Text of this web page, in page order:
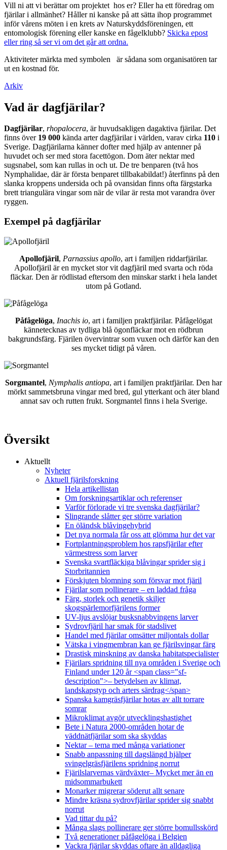
Vill ni att vi berättar om projektet hos er? Eller ha ett föredrag om
fjärilar i allmänhet? Håller ni kanske på att sätta ihop programmet
inför vårens möten i en krets av Naturskyddsföreningen, ett
entomologisk förening eller kanske en fågelklubb? Skicka epost
eller ring så ser vi om det går att ordna.
Aktiviteter märkta med symbolen
är sådana som organisatören tar
ut en kostnad för.
Arkiv
Vad är dagfjärilar?
Dagfjärilar, rhopalocera, är huvudsakligen dagaktiva fjärilar. Det
finns över 19 000 kända arter dagfjärilar i världen, varav cirka 110 i
Sverige. Dagfjärilarna känner dofter med hjälp av antenner på
huvudet och ser med stora facettögon. Dom äter nektar med
sugsnabel, som kan rullas in och ut. De tre benparen (två hos
Nymphalidae, där är första benparet tillbakabildat!) återfinns på den
slanka kroppens undersida och på ovansidan finns ofta färgstarka
brett triangulära vingar som när de vilar är resta mot varandra över
ryggen.
Exempel på dagfjärilar
Apollofjäril, Parnassius apollo, art i familjen riddarfjärilar.
Apollofjäril är en mycket stor vit dagfjäril med svarta och röda
fläckar. Den är rödlistad eftersom den minskar starkt i hela landet
utom på Gotland.
Påfågelöga, Inachis io, art i familjen praktfjärilar. Påfågelögat
kännetecknas av tydliga blå ögonfläckar mot en rödbrun
bakgrundsfärg. Fjärilen övervintrar som vuxen och därför kan den
ses mycket tidigt på våren.
Sorgmantel, Nymphalis antiopa, art i familjen praktfjärilar. Den har
mörkt sammetsbruna vingar med bred, gul ytterkant och äter bland
annat sav och rutten frukt. Sorgmantel finns i hela Sverige.
Översikt
Aktuellt
Nyheter
Aktuell fjärilsforskning
Hela artikellistan
Om forskningsartiklar och referenser
Varför förlorade vi tre svenska dagfjärilar?
Slingrande slåtter ger större variation
En öländsk blåvingehybrid
Det nya normala får oss att glömma hur det var
Fortplantningsproblem hos rapsfjärilar efter
värmestress som larver
Svenska svartfläckiga blåvingar sprider sig i
Storbritannien
Förskjuten blomning som försvar mot fjäril
Fjärilar som pollinerare – en laddad fråga
Färg, storlek och genetik skiljer
skogspärlemorfjärilens former
UV-ljus avslöjar busksnabbvingens larver
Sydrovfjäril har smak för stadslivet
Handel med fjärilar omsätter miljontals dollar
Vätska i vingmembran kan ge fjärilsvingar färg
Drastisk minskning av danska habitatspecialister
Fjärilars spridning till nya områden i Sverige och
Finland under 120 år <span class="sf-
description">– betydelsen av klimat,
landskapstyp och arters särdrag</span>
Spanska kamgräsfjärilar hotas av allt torrare
somrar
Mikroklimat avgör utvecklingshastighet
Bete i Natura 2000-områden hotar de
väddnätfjärilar som ska skyddas
Nektar – tema med många variationer
Snabb anpassning till dagslängd hjälper
svingelgräsfjärilens spridning norrut
Fjärilslarvernas värdväxter– Mycket mer än en
midsommarbukett
Monarker migrerar söderut allt senare
Mindre kräsna sydrovfjärilar sprider sig snabbt
norrut
Vad tittar du på?
Många slags pollinerare ger större bomullsskörd
Två generationer påfågelöga i Belgien
Vackra fjärilar skyddas oftare än alldagliga